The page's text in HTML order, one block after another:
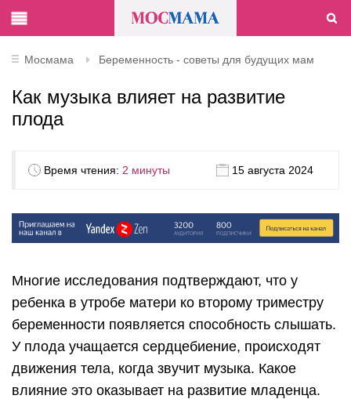
Мосмама Беременность - советы для будущих мам
Как музыка влияет на развитие
плода
Время чтения: 2 минуты 15 августа 2024
Многие исследования подтверждают, что у
ребенка в утробе матери ко второму триместру
беременности появляется способность слышать.
У плода учащается сердцебиение, происходят
движения тела, когда звучит музыка. Какое
влияние это оказывает на развитие младенца.